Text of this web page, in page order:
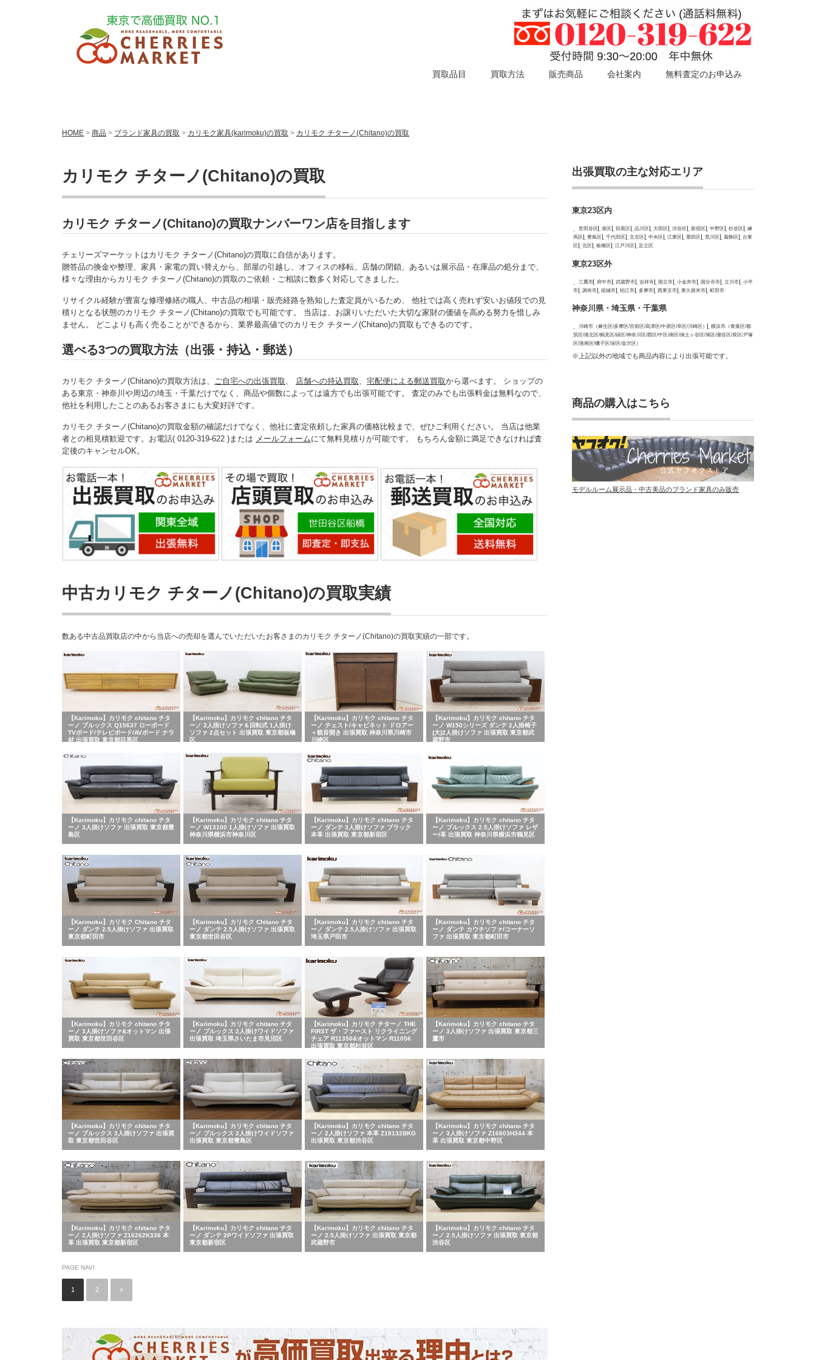
買取品目 買取方法 販売商品 会社案内 無料査定のお申込み
HOME > 商品 > ブランド家具の買取 > カリモク家具(karimoku)の買取 > カリモク チターノ(Chitano)の買取
カリモク チターノ(Chitano)の買取
カリモク チターノ(Chitano)の買取ナンバーワン店を目指します
チェリーズマーケットはカリモク チターノ(Chitano)の買取に自信があります。
贈答品の換金や整理、家具・家電の買い替えから、部屋の引越し、オフィスの移転、店舗の閉鎖、あるいは展示品・在庫品の処分まで、
様々な理由からカリモク チターノ(Chitano)の買取のご依頼・ご相談に数多く対応してきました。
リサイクル経験が豊富な修理修繕の職人、中古品の相場・販売経路を熟知した査定員がいるため、 他社では高く売れず安いお値段での見
積りとなる状態のカリモク チターノ(Chitano)の買取でも可能です。 当店は、お譲りいただいた大切な家財の価値を高める努力を惜しみ
ません。 どこよりも高く売ることができるから、業界最高値でのカリモク チターノ(Chitano)の買取もできるのです。
選べる3つの買取方法（出張・持込・郵送）
カリモク チターノ(Chitano)の買取方法は、 ご自宅への出張買取 、 店舗への持込買取 、 宅配便による郵送買取から選べます。 ショップの
ある東京・神奈川や周辺の埼玉・千葉だけでなく、商品や個数によっては遠方でも出張可能です。 査定のみでも出張料金は無料なので、
他社を利用したことのあるお客さまにも大変好評です。
カリモク チターノ(Chitano)の買取金額の確認だけでなく、他社に査定依頼した家具の価格比較まで、ぜひご利用ください。 当店は他業
者との相見積歓迎です。お電話( 0120-319-622 )または メールフォームにて無料見積りが可能です。 もちろん金額に満足できなければ査
定後のキャンセルOK。
中古カリモク チターノ(Chitano)の買取実績
数ある中古品買取店の中から当店への売却を選んでいただいたお客さまのカリモク チターノ(Chitano)の買取実績の一部です。
【Karimoku】カリモク chitano チタ
ーノ ブルックス Q15637 ローボード
TVボード/テレビボード/AVボード ナラ
材 出張買取 東京都目黒区
【Karimoku】カリモク chitano チタ
ーノ 2人掛けソファ＆回転式 1人掛け
ソファ 2点セット 出張買取 東京都板橋
区
【Karimoku】カリモク chitano チタ
ーノ チェスト/キャビネット ドロアー
＋観音開き 出張買取 神奈川県川崎市
川崎区
【Karimoku】カリモク chitano チタ
ーノ W150シリーズ ダンテ 2人掛椅子
(大)2人掛けソファ 出張買取 東京都武
蔵野市
【Karimoku】カリモク chitano チタ
ーノ 3人掛けソファ 出張買取 東京都豊
島区
【Karimoku】カリモク chitano チタ
ーノ W13100 1人掛けソファ 出張買取
神奈川県横浜市神奈川区
【Karimoku】カリモク chitano チタ
ーノ ダンテ 3人掛けソファ ブラック
本革 出張買取 東京都新宿区
【Karimoku】カリモク chitano チタ
ーノ ブルックス 2.5人掛けソファ レザ
ー/革 出張買取 神奈川県横浜市鶴見区
【Karimoku】カリモク Chitano チタ
ーノ ダンテ 2.5人掛けソファ 出張買取
東京都町田市
【Karimoku】カリモク Chitano チタ
ーノ ダンテ 2.5人掛けソファ 出張買取
東京都世田谷区
【Karimoku】カリモク chitano チタ
ーノ ダンテ 2.5人掛けソファ 出張買取
埼玉県戸田市
【Karimoku】カリモク chitano チタ
ーノ ダンテ カウチソファ/コーナーソ
ファ 出張買取 東京都町田市
【Karimoku】カリモク chitano チタ
ーノ 3人掛けソファ&オットマン 出張
買取 東京都世田谷区
【Karimoku】カリモク chitano チタ
ーノ ブルックス 2人掛けワイドソファ
出張買取 埼玉県さいたま市見沼区
【Karimoku】カリモク チターノ THE
FIRST ザ・ファースト リクライニング
チェア R11350&オットマン R11056
出張買取 東京都杉並区
【Karimoku】カリモク chitano チタ
ーノ 3人掛けソファ 出張買取 東京都三
鷹市
【Karimoku】カリモク chitano チタ
ーノ ブルックス 3人掛けソファ 出張買
取 東京都世田谷区
【Karimoku】カリモク chitano チタ
ーノ ブルックス 2人掛けワイドソファ
出張買取 東京都豊島区
【Karimoku】カリモク chitano チタ
ーノ 2人掛けソファ 本革 Z18132BKG
出張買取 東京都渋谷区
【Karimoku】カリモク chitano チタ
ーノ 3人掛けソファ Z16803H344 本
革 出張買取 東京都中野区
【Karimoku】カリモク chitano チタ
ーノ 2人掛けソファ Z16262K336 本
革 出張買取 東京都新宿区
【Karimoku】カリモク chitano チタ
ーノ ダンテ 2Pワイドソファ 出張買取
東京都新宿区
【Karimoku】カリモク chitano チタ
ーノ 2.5人掛けソファ 出張買取 東京都
武蔵野市
【Karimoku】カリモク chitano チタ
ーノ 2.5人掛けソファ 出張買取 東京都
渋谷区
PAGE NAVI
1 2 »
出張買取の主な対応エリア
東京23区内
世田谷区 港区 目黒区 品川区 大田区 渋谷区 新宿区 中野区 杉並区
練
馬区
豊島区 千代田区 文京区 中央区 江東区 墨田区 荒川区 葛飾区
台東
区
北区 板橋区 江戸川区 足立区
東京23区外
三鷹市 府中市 武蔵野市 吉祥寺 国立市 小金井市 国分寺市 立川市
小平
市
調布市 稲城市 狛江市 多摩市 西東京市 東久留米市 町田市
神奈川県・埼玉県・千葉県
川崎市（麻生区/多摩区/宮前区/高津区/中原区/幸区/川崎区）
横浜市（青葉区/都
筑区/港北区/鶴見区/緑区/神奈川区/西区/中区/南区/保土ヶ谷区/旭区/瀬谷区/泉区/戸塚
区/港南区/磯子区/栄区/金沢区）
※上記以外の地域でも商品内容により出張可能です。
商品の購入はこちら
モデルルーム展示品・中古美品のブランド家具のみ販売